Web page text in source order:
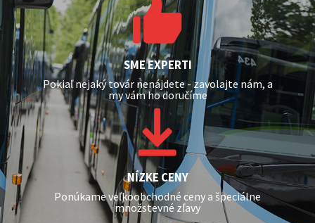
SME EXPERTI
Pokiaľ nejaký továr nenájdete - zavolajte nám, a
my vám ho doručíme
NÍZKE CENY
Ponúkame veľkoobchodné ceny a špeciálne
množstevné zľavy